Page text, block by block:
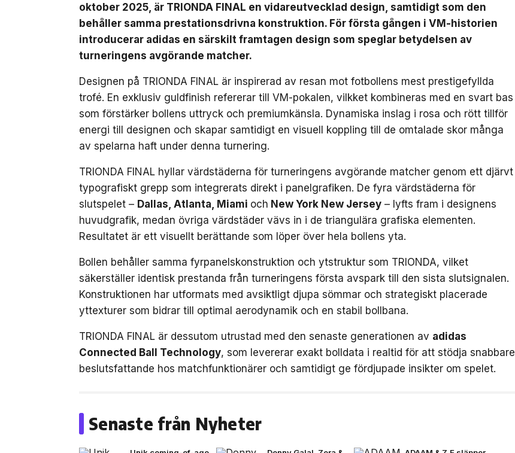
oktober 2025, är TRIONDA FINAL en vidareutvecklad design, samtidigt som den
behåller samma prestationsdrivna konstruktion. För första gången i VM-historien
introducerar adidas en särskilt framtagen design som speglar betydelsen av
turneringens avgörande matcher.
Designen på TRIONDA FINAL är inspirerad av resan mot fotbollens mest prestigefyllda
trofé. En exklusiv guldfinish refererar till VM-pokalen, vilkket kombineras med en svart bas
som förstärker bollens uttryck och premiumkänsla. Dynamiska inslag i rosa och rött tillför
energi till designen och skapar samtidigt en visuell koppling till de omtalade skor många
av spelarna haft under denna turnering.
TRIONDA FINAL hyllar värdstäderna för turneringens avgörande matcher genom ett djärvt
typografiskt grepp som integrerats direkt i panelgrafiken. De fyra värdstäderna för
slutspelet – Dallas, Atlanta, Miami och New York New Jersey – lyfts fram i designens
huvudgrafik, medan övriga värdstäder vävs in i de triangulära grafiska elementen.
Resultatet är ett visuellt berättande som löper över hela bollens yta.
Bollen behåller samma fyrpanelskonstruktion och ytstruktur som TRIONDA, vilket
säkerställer identisk prestanda från turneringens första avspark till den sista slutsignalen.
Konstruktionen har utformats med avsiktligt djupa sömmar och strategiskt placerade
yttexturer som bidrar till optimal aerodynamik och en stabil bollbana.
TRIONDA FINAL är dessutom utrustad med den senaste generationen av adidas
Connected Ball Technology, som levererar exakt bolldata i realtid för att stödja snabbare
beslutsfattande hos matchfunktionärer och samtidigt ge fördjupade insikter om spelet.
Senaste från Nyheter